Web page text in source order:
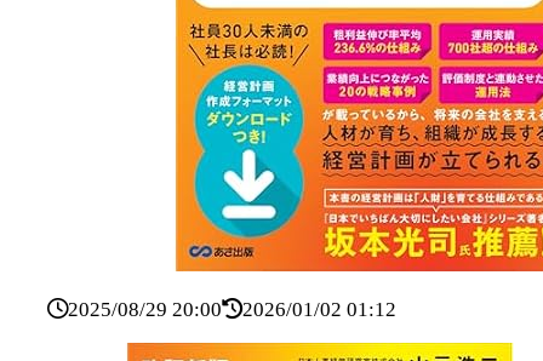
2025/08/29 20:00 2026/01/02 01:12